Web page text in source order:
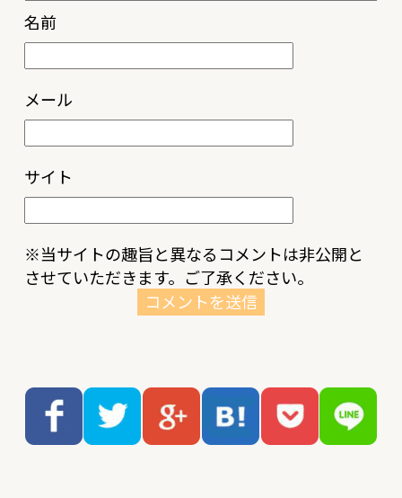
名前
メール
サイト
※当サイトの趣旨と異なるコメントは非公開と
させていただきます。ご了承ください。